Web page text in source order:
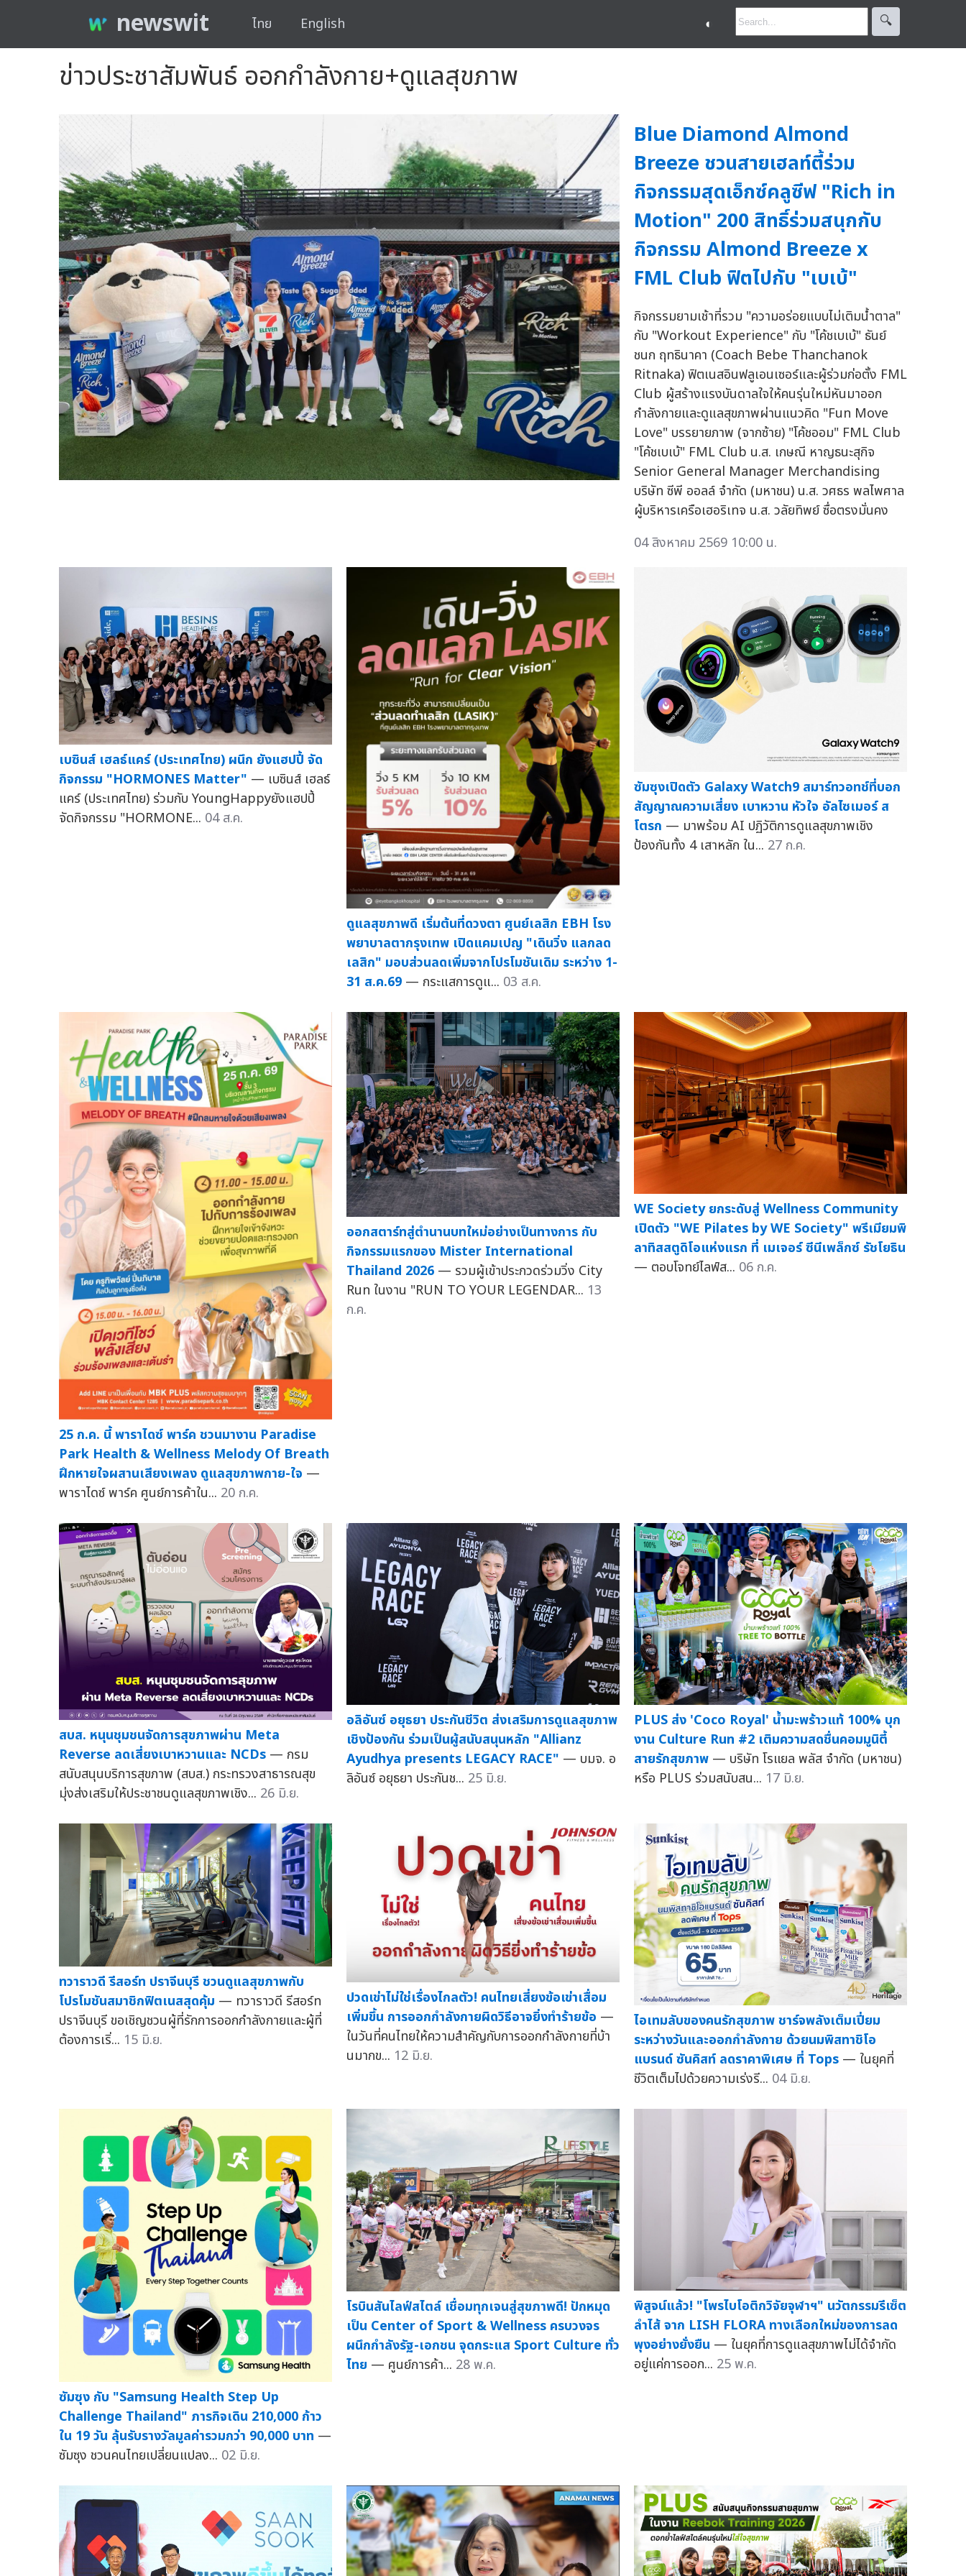
newswit ไทย English ◐ 🔍︎
ข่าวประชาสัมพันธ์ ออกกำลังกาย+ดูแลสุขภาพ
Blue Diamond Almond
Breeze ชวนสายเฮลท์ตี้ร่วม
กิจกรรมสุดเอ็กซ์คลูซีฟ "Rich in
Motion" 200 สิทธิ์ร่วมสนุกกับ
กิจกรรม Almond Breeze x
FML Club ฟิตไปกับ "เบเบ้"
กิจกรรมยามเช้าที่รวม "ความอร่อยแบบไม่เติมน้ำตาล"
กับ "Workout Experience" กับ "โค้ชเบเบ้" ธันย์
ชนก ฤทธินาคา (Coach Bebe Thanchanok
Ritnaka) ฟิตเนสอินฟลูเอนเซอร์และผู้ร่วมก่อตั้ง FML
Club ผู้สร้างแรงบันดาลใจให้คนรุ่นใหม่หันมาออก
กำลังกายและดูแลสุขภาพผ่านแนวคิด "Fun Move
Love" บรรยายภาพ (จากซ้าย) "โค้ชออม" FML Club
"โค้ชเบเบ้" FML Club น.ส. เกษณี หาญธนะสุกิจ
Senior General Manager Merchandising
บริษัท ซีพี ออลล์ จำกัด (มหาชน) น.ส. วศธร พลไพศาล
ผู้บริหารเครือเฮอริเทจ น.ส. วลัยทิพย์ ซื่อตรงมั่นคง
04 สิงหาคม 2569 10:00 น.
เบซินส์ เฮลธ์แคร์ (ประเทศไทย) ผนึก ยังแฮปปี้ จัด
กิจกรรม "HORMONES Matter" — เบซินส์ เฮลธ์
แคร์ (ประเทศไทย) ร่วมกับ YoungHappyยังแฮปปี้
จัดกิจกรรม "HORMONE... 04 ส.ค.
ดูแลสุขภาพดี เริ่มต้นที่ดวงตา ศูนย์เลสิก EBH โรง
พยาบาลตากรุงเทพ เปิดแคมเปญ "เดินวิ่ง แลกลด
เลสิก" มอบส่วนลดเพิ่มจากโปรโมชันเดิม ระหว่าง 1-
31 ส.ค.69 — กระแสการดูแ... 03 ส.ค.
ซัมซุงเปิดตัว Galaxy Watch9 สมาร์ทวอทช์ที่บอก
สัญญาณความเสี่ยง เบาหวาน หัวใจ อัลไซเมอร์ ส
โตรก — มาพร้อม AI ปฏิวัติการดูแลสุขภาพเชิง
ป้องกันทั้ง 4 เสาหลัก ใน... 27 ก.ค.
25 ก.ค. นี้ พาราไดซ์ พาร์ค ชวนมางาน Paradise
Park Health & Wellness Melody Of Breath
ฝึกหายใจผสานเสียงเพลง ดูแลสุขภาพกาย-ใจ —
พาราไดซ์ พาร์ค ศูนย์การค้าใน... 20 ก.ค.
ออกสตาร์ทสู่ตำนานบทใหม่อย่างเป็นทางการ กับ
กิจกรรมแรกของ Mister International
Thailand 2026 — รวมผู้เข้าประกวดร่วมวิ่ง City
Run ในงาน "RUN TO YOUR LEGENDAR... 13
ก.ค.
WE Society ยกระดับสู่ Wellness Community
เปิดตัว "WE Pilates by WE Society" พรีเมียมพิ
ลาทิสสตูดิโอแห่งแรก ที่ เมเจอร์ ซีนีเพล็กซ์ รัชโยธิน
— ตอบโจทย์ไลฟ์ส... 06 ก.ค.
สบส. หนุนชุมชนจัดการสุขภาพผ่าน Meta
Reverse ลดเสี่ยงเบาหวานและ NCDs — กรม
สนับสนุนบริการสุขภาพ (สบส.) กระทรวงสาธารณสุข
มุ่งส่งเสริมให้ประชาชนดูแลสุขภาพเชิง... 26 มิ.ย.
อลิอันซ์ อยุธยา ประกันชีวิต ส่งเสริมการดูแลสุขภาพ
เชิงป้องกัน ร่วมเป็นผู้สนับสนุนหลัก "Allianz
Ayudhya presents LEGACY RACE" — บมจ. อ
ลิอันซ์ อยุธยา ประกันช... 25 มิ.ย.
PLUS ส่ง 'Coco Royal' น้ำมะพร้าวแท้ 100% บุก
งาน Culture Run #2 เติมความสดชื่นคอมมูนิตี้
สายรักสุขภาพ — บริษัท โรแยล พลัส จำกัด (มหาชน)
หรือ PLUS ร่วมสนับสน... 17 มิ.ย.
ทวาราวดี รีสอร์ท ปราจีนบุรี ชวนดูแลสุขภาพกับ
โปรโมชันสมาชิกฟิตเนสสุดคุ้ม — ทวาราวดี รีสอร์ท
ปราจีนบุรี ขอเชิญชวนผู้ที่รักการออกกำลังกายและผู้ที่
ต้องการเริ่... 15 มิ.ย.
ปวดเข่าไม่ใช่เรื่องไกลตัว! คนไทยเสี่ยงข้อเข่าเสื่อม
เพิ่มขึ้น การออกกำลังกายผิดวิธีอาจยิ่งทำร้ายข้อ —
ในวันที่คนไทยให้ความสำคัญกับการออกกำลังกายที่บ้า
นมากข... 12 มิ.ย.
ไอเทมลับของคนรักสุขภาพ ชาร์จพลังเต็มเปี่ยม
ระหว่างวันและออกกำลังกาย ด้วยนมพิสทาชิโอ
แบรนด์ ซันคิสท์ ลดราคาพิเศษ ที่ Tops — ในยุคที่
ชีวิตเต็มไปด้วยความเร่งรี... 04 มิ.ย.
ซัมซุง กับ "Samsung Health Step Up
Challenge Thailand" ภารกิจเดิน 210,000 ก้าว
ใน 19 วัน ลุ้นรับรางวัลมูลค่ารวมกว่า 90,000 บาท —
ซัมซุง ชวนคนไทยเปลี่ยนแปลง... 02 มิ.ย.
โรบินสันไลฟ์สไตล์ เชื่อมทุกเจนสู่สุขภาพดี! ปักหมุด
เป็น Center of Sport & Wellness ครบวงจร
ผนึกกำลังรัฐ-เอกชน จุดกระแส Sport Culture ทั่ว
ไทย — ศูนย์การค้า... 28 พ.ค.
พิสูจน์แล้ว! "โพรไบโอติกวิจัยจุฬาฯ" นวัตกรรมรีเซ็ต
ลำไส้ จาก LISH FLORA ทางเลือกใหม่ของการลด
พุงอย่างยั่งยืน — ในยุคที่การดูแลสุขภาพไม่ได้จำกัด
อยู่แค่การออก... 25 พ.ค.